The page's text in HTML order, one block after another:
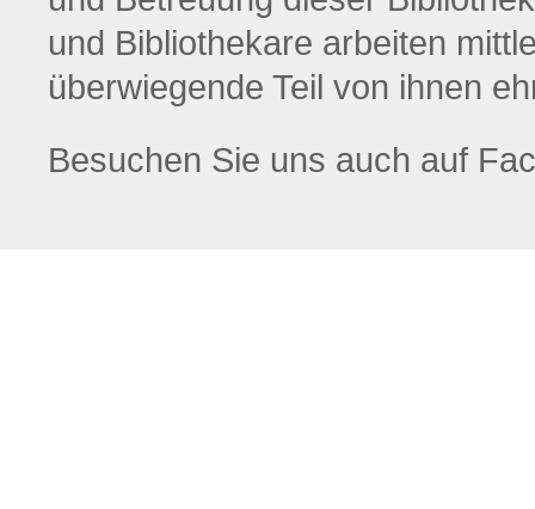
und Bibliothekare arbeiten
überwiegende Teil von ihnen
Besuchen Sie uns auch auf